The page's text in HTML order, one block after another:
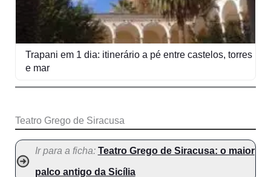
Trapani em 1 dia: itinerário a pé entre castelos, torres
e mar
Teatro Grego de Siracusa
Ir para a ficha: Teatro Grego de Siracusa: o maior
palco antigo da Sicília